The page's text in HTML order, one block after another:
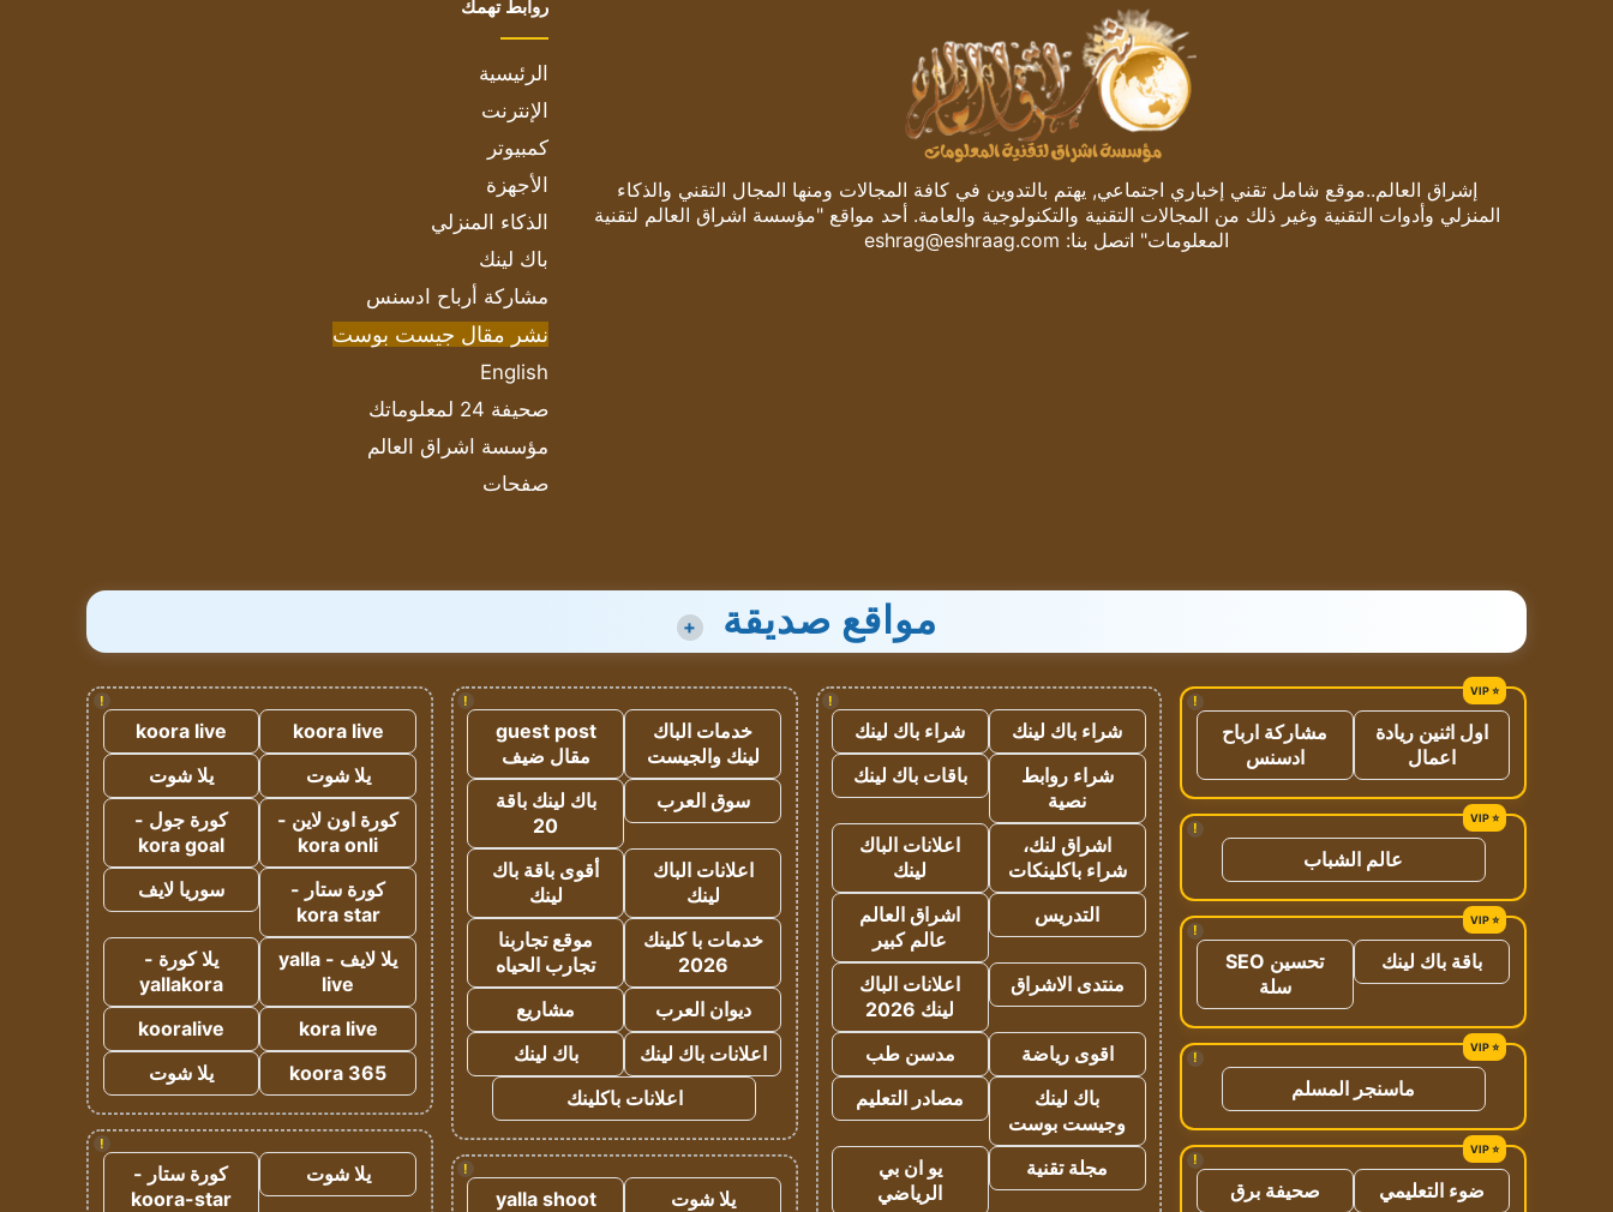
إشراق العالم..موقع شامل تقني إخباري اجتماعي, يهتم بالتدوين في كافة المجالات ومنها المجال التقني والذكاء
المنزلي وأدوات التقنية وغير ذلك من المجالات التقنية والتكنولوجية والعامة. أحد مواقع "مؤسسة اشراق العالم لتقنية
المعلومات" اتصل بنا: eshrag@eshraag.com
روابط تهمك
الرئيسية
الإنترنت
كمبيوتر
الأجهزة
الذكاء المنزلي
باك لينك
مشاركة أرباح ادسنس
نشر مقال جيست بوست
English
صحيفة 24 لمعلوماتك
مؤسسة اشراق العالم
صفحات
مواقع صديقة +
!
اول اثنين ريادة
اعمال
مشاركة ارباح
ادسنس
!
عالم الشباب
!
باقة باك لينك
تحسين SEO
سلة
!
ماسنجر المسلم
!
ضوء التعليمي
صحيفة برق
!
شراء باك لينك
شراء باك لينك
شراء روابط
نصية
باقات باك لينك
اشراق لنك،
شراء باكلينكات
اعلانات الباك
لينك
التدريس
اشراق العالم
عالم كبير
منتدى الاشراق
اعلانات الباك
لينك 2026
اقوى رياضة
مدسن طب
باك لينك
وجيست بوست
مصادر التعليم
مجلة تقنية
يو ان بي
الرياضي
!
خدمات الباك
لينك والجيست
guest post
مقال ضيف
سوق العرب
باك لينك باقة
20
اعلانات الباك
لينك
أقوى باقة باك
لينك
خدمات با كلينك
2026
موقع تجاربنا
تجارب الحياه
ديوان العرب
مشاريع
اعلانات باك لينك
باك لينك
اعلانات باكلينك
!
يلا شوت
yalla shoot
!
koora live
koora live
يلا شوت
يلا شوت
كورة اون لاين -
kora onli
كورة جول -
kora goal
كورة ستار -
kora star
سوريا لايف
يلا لايف - yalla
live
يلا كورة -
yallakora
kora live
kooralive
koora 365
يلا شوت
!
يلا شوت
كورة ستار -
koora-star